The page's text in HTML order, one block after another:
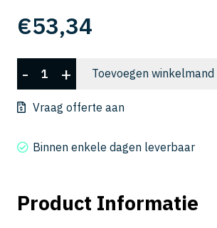
€53,34
CSELB
2020-
060-
aantal
- + Toevoegen winkelmand
Vraag offerte aan
Binnen enkele dagen leverbaar
Product Informatie